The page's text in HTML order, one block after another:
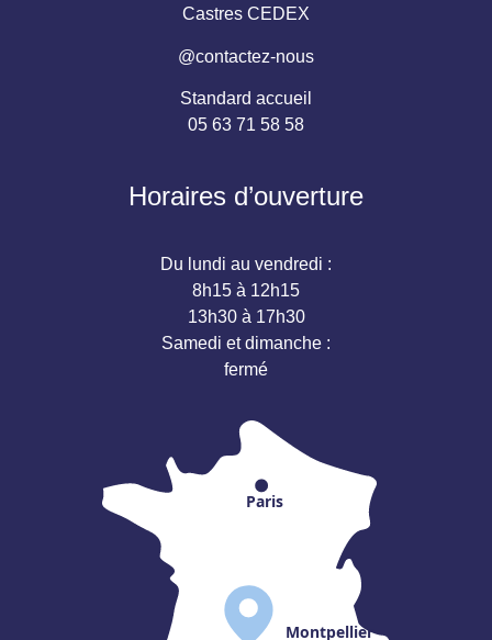
Castres CEDEX
@contactez-nous
Standard accueil
05 63 71 58 58
Horaires d’ouverture
Du lundi au vendredi :
8h15 à 12h15
13h30 à 17h30
Samedi et dimanche :
fermé
Paris
Montpellier